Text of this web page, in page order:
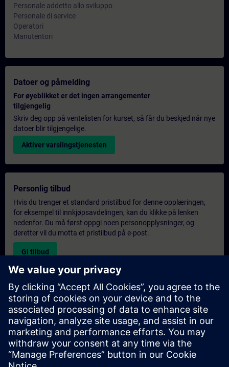
Personale addetto allo sviluppo
Personale di service
Operatori
Manutentori
Datoer og påmelding
For øyeblikket er det ingen arrangementer
tilgjengelig
Skriv deg opp på ventelisten for kurset, så får du beskjed når nye
datoer blir tilgjengelige.
Aktiver varslingstjenesten
Personlig tilbud
Hvis du trenger et standard pristilbud for denne opplæringen,
for eksempel til innkjøpsavdelingen, kan du klikke på lenken
nedenfor. Du må først oppgi noen personopplysninger, og
deretter vil du motta et pristilbud på e-post.
Gi tilbud
Forespørsel om eksklusiv opplæring
Fyll ut skjemaet nedenfor hvis du ønsker et tilbud på et
eksklusivt kurs, enten på stedet, virtuelt eller på vårt SITRAIN-
kurssenter. Denne typen forespørsel passer for større grupper (6
personer eller flere). Etter at du har oppgitt kontaktinformasjon
og kursbehov, vil du motta et tilbud fra oss.